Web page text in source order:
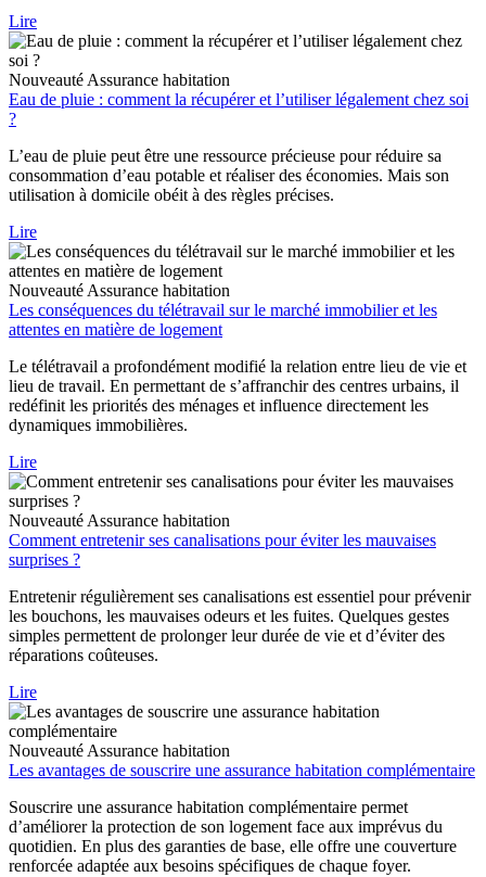
Lire
Nouveauté Assurance habitation
Eau de pluie : comment la récupérer et l’utiliser légalement chez soi
?
L’eau de pluie peut être une ressource précieuse pour réduire sa
consommation d’eau potable et réaliser des économies. Mais son
utilisation à domicile obéit à des règles précises.
Lire
Nouveauté Assurance habitation
Les conséquences du télétravail sur le marché immobilier et les
attentes en matière de logement
Le télétravail a profondément modifié la relation entre lieu de vie et
lieu de travail. En permettant de s’affranchir des centres urbains, il
redéfinit les priorités des ménages et influence directement les
dynamiques immobilières.
Lire
Nouveauté Assurance habitation
Comment entretenir ses canalisations pour éviter les mauvaises
surprises ?
Entretenir régulièrement ses canalisations est essentiel pour prévenir
les bouchons, les mauvaises odeurs et les fuites. Quelques gestes
simples permettent de prolonger leur durée de vie et d’éviter des
réparations coûteuses.
Lire
Nouveauté Assurance habitation
Les avantages de souscrire une assurance habitation complémentaire
Souscrire une assurance habitation complémentaire permet
d’améliorer la protection de son logement face aux imprévus du
quotidien. En plus des garanties de base, elle offre une couverture
renforcée adaptée aux besoins spécifiques de chaque foyer.